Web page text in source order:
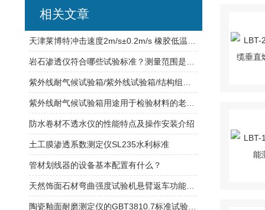
相关文章
防水卷材不透水仪的性能特点及操作安装介绍
土工膜渗透系数测定仪SL235水利标准
管材划线器的设备基本配置有什么？